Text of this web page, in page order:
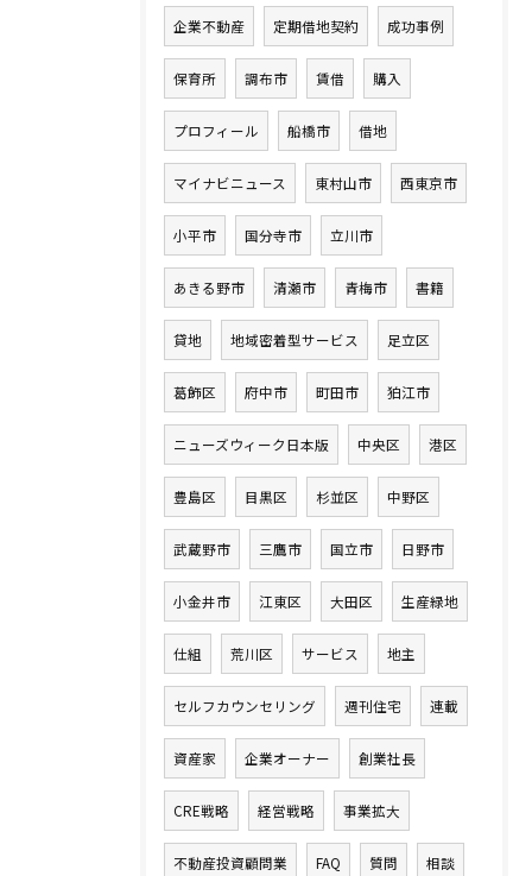
企業不動産 定期借地契約 成功事例
保育所 調布市 賃借 購入
プロフィール 船橋市 借地
マイナビニュース 東村山市 西東京市
小平市 国分寺市 立川市
あきる野市 清瀬市 青梅市 書籍
貸地 地域密着型サービス 足立区
葛飾区 府中市 町田市 狛江市
ニューズウィーク日本版 中央区 港区
豊島区 目黒区 杉並区 中野区
武蔵野市 三鷹市 国立市 日野市
小金井市 江東区 大田区 生産緑地
仕組 荒川区 サービス 地主
セルフカウンセリング 週刊住宅 連載
資産家 企業オーナー 創業社長
CRE戦略 経営戦略 事業拡大
不動産投資顧問業 FAQ 質問 相談